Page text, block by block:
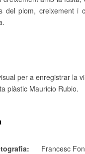
del plom, creixement i
per a enregistrar la
plàstic Mauricio Rubio.
Francesc